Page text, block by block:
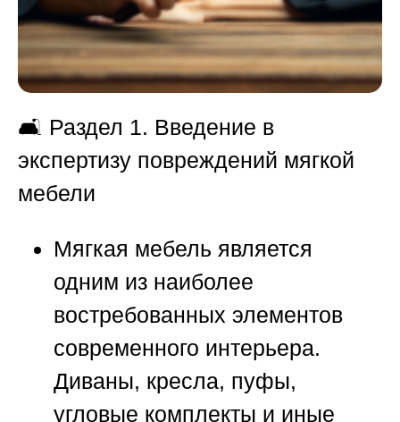
🛋️ Раздел 1. Введение в
экспертизу повреждений мягкой
мебели
Мягкая мебель является
одним из наиболее
востребованных элементов
современного интерьера.
Диваны, кресла, пуфы,
угловые комплекты и иные